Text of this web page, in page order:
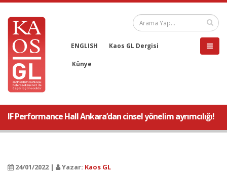
ENGLISH Kaos GL Dergisi
Künye
IF Performance Hall Ankara’dan cinsel yönelim ayrımcılığı!
24/01/2022 | Yazar: Kaos GL